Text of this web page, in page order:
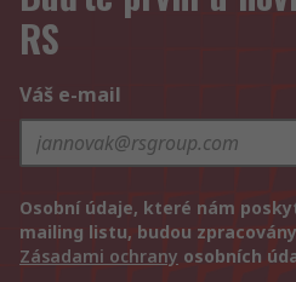
RS
Váš e-mail
Osobní údaje, které nám
mailing listu, budou
Zásadami ochrany osobních